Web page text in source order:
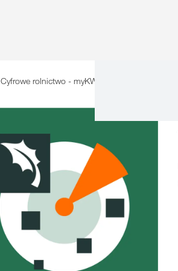
Cyfrowe rolnictwo - myKWS